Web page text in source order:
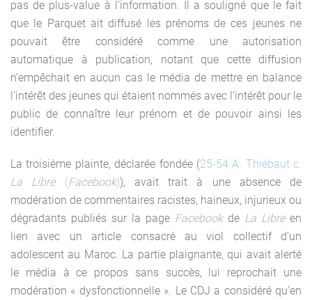
pas de plus-value à l’information. Il a souligné que le fait
que le Parquet ait diffusé les prénoms de ces jeunes ne
pouvait être considéré comme une autorisation
automatique à publication, notant que cette diffusion
n’empêchait en aucun cas le média de mettre en balance
l’intérêt des jeunes qui étaient nommés avec l’intérêt pour le
public de connaître leur prénom et de pouvoir ainsi les
identifier.
La troisième plainte, déclarée fondée (25-54 A. Thiébaut c.
La Libre(Facebook)), avait trait à une absence de
modération de commentaires racistes, haineux, injurieux ou
dégradants publiés sur la page Facebook de La Libreen
lien avec un article consacré au viol collectif d’un
adolescent au Maroc. La partie plaignante, qui avait alerté
le média à ce propos sans succès, lui reprochait une
modération « dysfonctionnelle ». Le CDJ a considéré qu’en